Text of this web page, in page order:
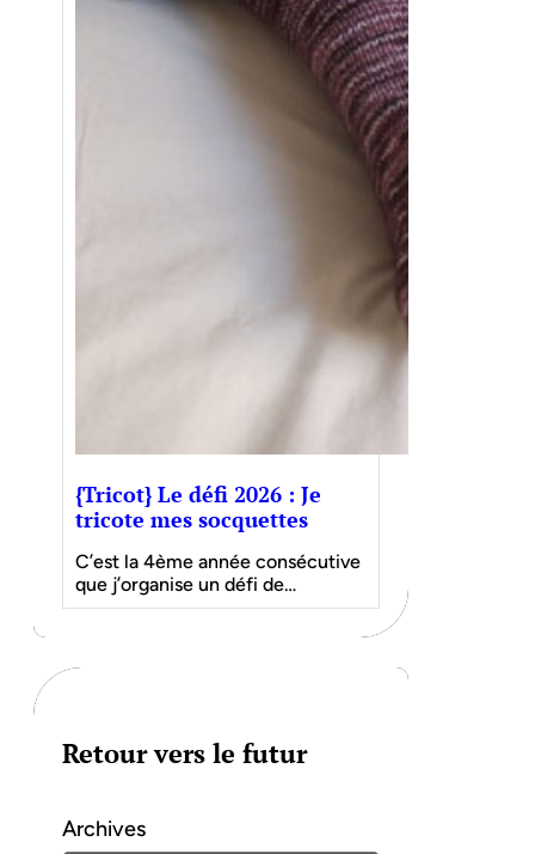
{Tricot} Le défi 2026 : Je
tricote mes socquettes
C’est la 4ème année consécutive
que j’organise un défi de…
Retour vers le futur
Archives